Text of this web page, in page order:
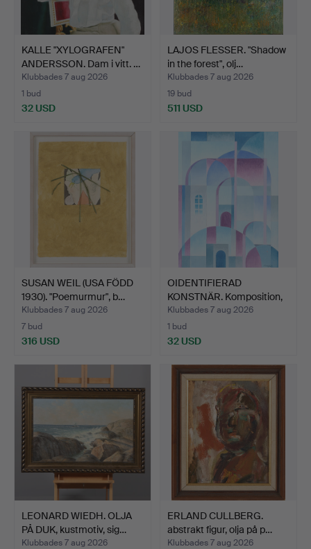
KALLE "XYLOGRAFEN"
ANDERSSON. Dam i vitt. …
Klubbades 7 aug 2026
1 bud
32 USD
LAJOS FLESSER. "Shadow
in the forest", olj…
Klubbades 7 aug 2026
19 bud
511 USD
SUSAN WEIL (USA FÖDD
1930). "Poemurmur", b…
Klubbades 7 aug 2026
7 bud
316 USD
OIDENTIFIERAD
KONSTNÄR. Komposition,
olja …
Klubbades 7 aug 2026
1 bud
32 USD
LEONARD WIEDH. OLJA
PÅ DUK, kustmotiv, sig…
Klubbades 7 aug 2026
ERLAND CULLBERG.
abstrakt figur, olja på p…
Klubbades 7 aug 2026